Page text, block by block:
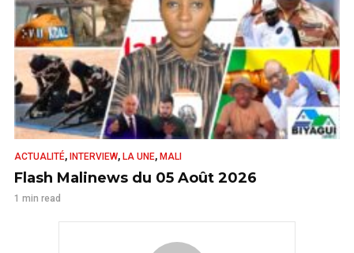
ACTUALITÉ, INTERVIEW, LA UNE, MALI
Flash Malinews du 05 Août 2026
1 min read